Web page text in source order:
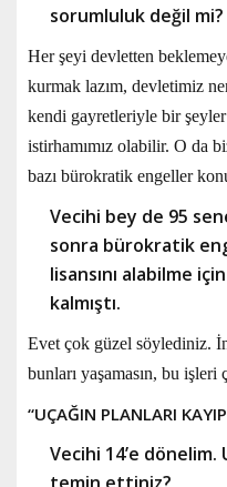
sorumluluk değil mi?
Her şeyi devletten
kurmak lazım, devletimiz
kendi gayretleriyle bir
istirhamımız olabilir. O da
bazı bürokratik engeller
Vecihi bey de 95
sonra bürokratik
lisansını alabilme
kalmıştı.
Evet çok güzel söylediniz.
bunları yaşamasın, bu işleri
“UÇAĞIN PLANLARI
Vecihi 14’e dönelim.